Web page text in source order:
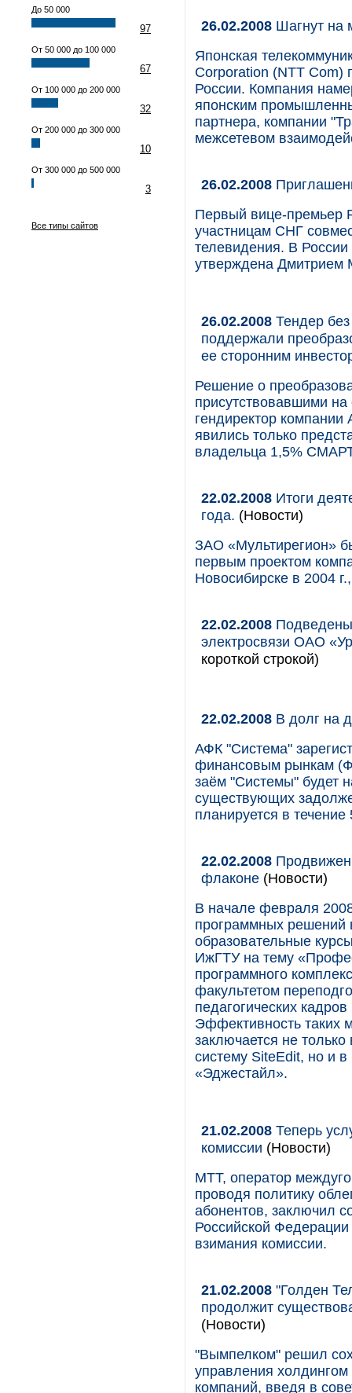
До 50 000
97
От 50 000 до 100 000
67
От 100 000 до 200 000
32
От 200 000 до 300 000
10
От 300 000 до 500 000
3
Все типы сайтов
26.02.2008 Шагнут на
Японская
Corporation (NTT Com)
России. Компания
японским
партнера, компании
межсетевом
26.02.2008
Первый вице-премьер
участницам СНГ
телевидения. В
утверждена Дмитрием
26.02.2008 Тендер
поддержали
ее сторонним
Решение о
присутствовавшими
гендиректор
явились только
владельца 1,5%
22.02.2008 Итоги
года. (Новости)
ЗАО «Мультирегион»
первым проектом
Новосибирске в 2004
22.02.2008
электросвязи ОАО
короткой строкой)
22.02.2008 В долг на
АФК "Система"
финансовым рынкам
заём "Системы" будет
существующих
планируется в течение
22.02.2008
флаконе (Новости)
В начале февраля
программных решений
образовательные
ИжГТУ на тему
программного
факультетом
педагогических
Эффективность таких
заключается не
систему SiteEdit, но и
«Эджестайл».
21.02.2008 Теперь
комиссии (Новости)
МТТ, оператор
проводя политику
абонентов, заключил
Российской
взимания комиссии.
21.02.2008 "Голден
продолжит
(Новости)
"Вымпелком" решил
управления
компаний, введя в